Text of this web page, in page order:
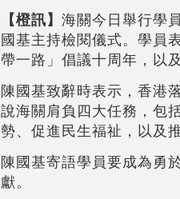
【橙訊】 海關今日舉行學
國基主持檢閱儀式。學員
帶一路」倡議十周年，以
陳國基致辭時表示，香港
說海關肩負四大任務，包
勢、促進民生福祉，以及
陳國基寄語學員要成為勇
獻。